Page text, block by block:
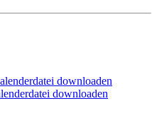
downloaden
downloaden